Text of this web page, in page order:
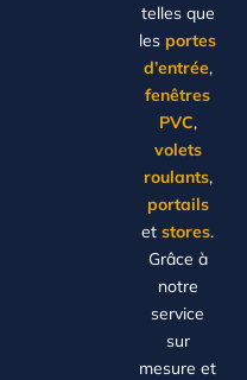
telles que
les portes
d’entrée,
fenêtres
PVC,
volets
roulants,
portails
etstores.
Grâce à
notre
service
sur
mesure et